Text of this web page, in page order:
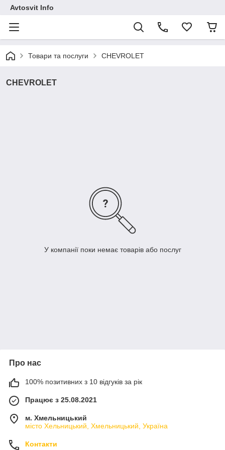
Avtosvit Info
Товари та послуги CHEVROLET
CHEVROLET
У компанії поки немає товарів або послуг
Про нас
100% позитивних з 10 відгуків за рік
Працює з 25.08.2021
м. Хмельницький
місто Хельницький, Хмельницький, Україна
Контакти